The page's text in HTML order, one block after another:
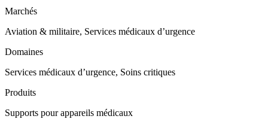
Marchés
Aviation & militaire, Services médicaux d’urgence
Domaines
Services médicaux d’urgence, Soins critiques
Produits
Supports pour appareils médicaux